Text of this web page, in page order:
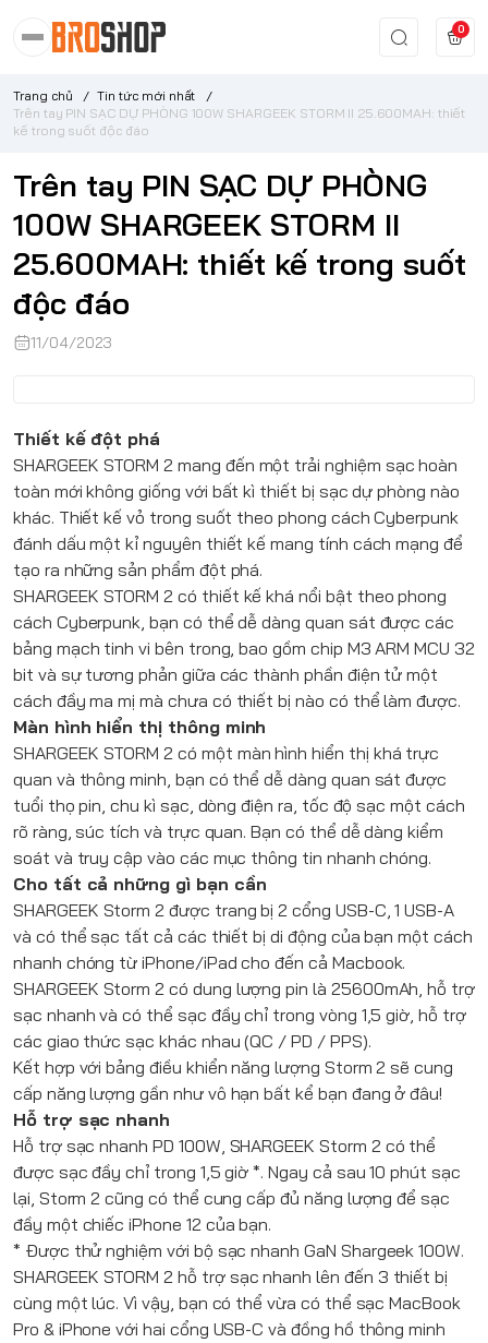
0
Trang chủ / Tin tức mới nhất
/
Trên tay PIN SẠC DỰ PHÒNG 100W SHARGEEK STORM II 25.600MAH: thiết
kế trong suốt độc đáo
Trên tay PIN SẠC DỰ PHÒNG
100W SHARGEEK STORM II
25.600MAH: thiết kế trong suốt
độc đáo
11/04/2023
Thiết kế đột phá
SHARGEEK STORM 2 mang đến một trải nghiệm sạc hoàn
toàn mới không giống với bất kì thiết bị sạc dự phòng nào
khác. Thiết kế vỏ trong suốt theo phong cách Cyberpunk
đánh dấu một kỉ nguyên thiết kế mang tính cách mạng để
tạo ra những sản phẩm đột phá.
SHARGEEK STORM 2 có thiết kế khá nổi bật theo phong
cách Cyberpunk, bạn có thể dễ dàng quan sát được các
bảng mạch tinh vi bên trong, bao gồm chip M3 ARM MCU 32
bit và sự tương phản giữa các thành phần điện tử một
cách đầy ma mị mà chưa có thiết bị nào có thể làm được.
Màn hình hiển thị thông minh
SHARGEEK STORM 2 có một màn hình hiển thị khá trực
quan và thông minh, bạn có thể dễ dàng quan sát được
tuổi thọ pin, chu kì sạc, dòng điện ra, tốc độ sạc một cách
rõ ràng, súc tích và trực quan. Bạn có thể dễ dàng kiểm
soát và truy cập vào các mục thông tin nhanh chóng.
Cho tất cả những gì bạn cần
SHARGEEK Storm 2 được trang bị 2 cổng USB-C, 1 USB-A
và có thể sạc tất cả các thiết bị di động của bạn một cách
nhanh chóng từ iPhone/iPad cho đến cả Macbook.
SHARGEEK Storm 2 có dung lượng pin là 25600mAh, hỗ trợ
sạc nhanh và có thể sạc đầy chỉ trong vòng 1,5 giờ, hỗ trợ
các giao thức sạc khác nhau (QC / PD / PPS).
Kết hợp với bảng điều khiển năng lượng Storm 2 sẽ cung
cấp năng lượng gần như vô hạn bất kể bạn đang ở đâu!
Hỗ trợ sạc nhanh
Hỗ trợ sạc nhanh PD 100W, SHARGEEK Storm 2 có thể
được sạc đầy chỉ trong 1,5 giờ *. Ngay cả sau 10 phút sạc
lại, Storm 2 cũng có thể cung cấp đủ năng lượng để sạc
đầy một chiếc iPhone 12 của bạn.
* Được thử nghiệm với bộ sạc nhanh GaN Shargeek 100W.
SHARGEEK STORM 2 hỗ trợ sạc nhanh lên đến 3 thiết bị
cùng một lúc. Vì vậy, bạn có thể vừa có thể sạc MacBook
Pro & iPhone với hai cổng USB-C và đồng hồ thông minh